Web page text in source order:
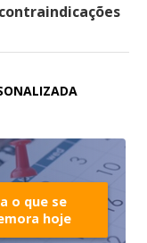
o que se
hoje